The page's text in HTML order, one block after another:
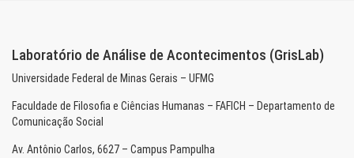
Laboratório de Análise de Acontecimentos (GrisLab)
Universidade Federal de Minas Gerais – UFMG
Faculdade de Filosofia e Ciências Humanas – FAFICH – Departamento de
Comunicação Social
Av. Antônio Carlos, 6627 – Campus Pampulha